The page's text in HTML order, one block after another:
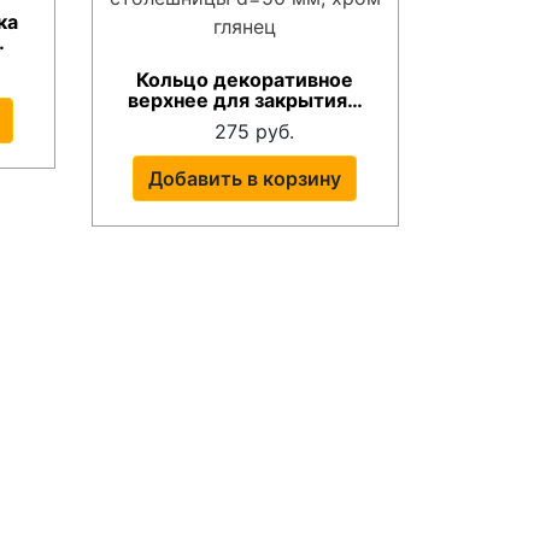
Кольцо декоративное
верхнее для закрытия…
275 руб.
Добавить в корзину